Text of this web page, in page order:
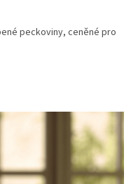
peckoviny, ceněné pro